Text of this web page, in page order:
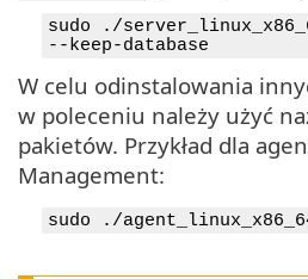
sudo ./
--keep-database
W celu odinstalowania
w poleceniu należy użyć
pakietów. Przykład dla
Management:
sudo ./